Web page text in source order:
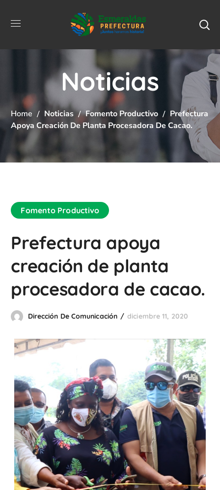
Noticias
Home Noticias Fomento Productivo
Prefectura
Apoya Creación De Planta Procesadora De Cacao.
Fomento Productivo
Prefectura apoya
creación de planta
procesadora de cacao.
Dirección De Comunicación diciembre 11, 2020